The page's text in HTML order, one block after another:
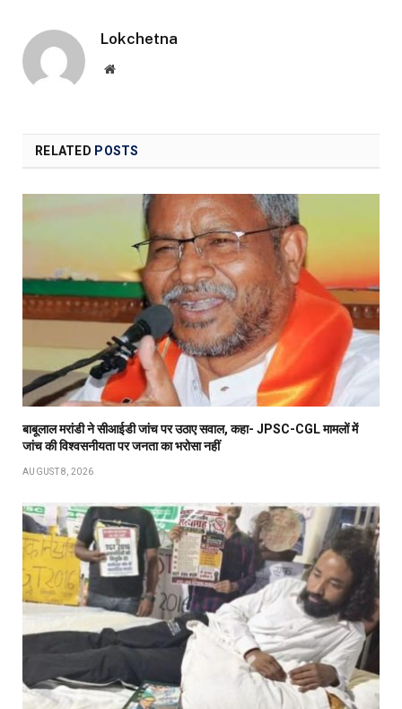
Lokchetna
Website
RELATED POSTS
बाबूलाल मरांडी ने सीआईडी जांच पर उठाए सवाल, कहा- JPSC-CGL मामलों में
जांच की विश्वसनीयता पर जनता का भरोसा नहीं
AUGUST 8, 2026